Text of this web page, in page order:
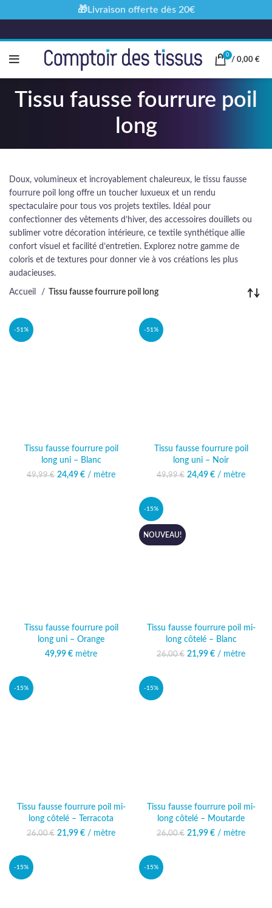
0
/ 0,00 €
Tissu fausse fourrure poil
long
Doux, volumineux et incroyablement chaleureux, le tissu fausse
fourrure poil long offre un toucher luxueux et un rendu
spectaculaire pour tous vos projets textiles. Idéal pour
confectionner des vêtements d’hiver, des accessoires douillets ou
sublimer votre décoration intérieure, ce textile synthétique allie
confort visuel et facilité d’entretien. Explorez notre gamme de
coloris et de textures pour donner vie à vos créations les plus
audacieuses.
Accueil Tissu fausse fourrure poil long
-51%
Tissu fausse fourrure poil
long uni – Blanc
49,99€
Le prix initial était :
24,49 €
Le prix
/ mètre
-51%
Tissu fausse fourrure poil
long uni – Noir
49,99€
Le prix initial était :
24,49 €
Le prix
/ mètre
Tissu fausse fourrure poil
long uni – Orange
49,99 € mètre
-15%
NOUVEAU!
Tissu fausse fourrure poil mi-
long côtelé – Blanc
26,00€
Le prix initial était :
21,99 €
Le prix
/ mètre
-15%
Tissu fausse fourrure poil mi-
long côtelé – Terracota
26,00€
Le prix initial était :
21,99 €
Le prix
/ mètre
-15%
Tissu fausse fourrure poil mi-
long côtelé – Moutarde
26,00€
Le prix initial était :
21,99 €
Le prix
/ mètre
-15% -15%
🎁Livraison offerte dès 20€